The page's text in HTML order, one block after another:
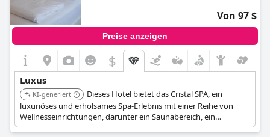
Von 97 $
Preise anzeigen
$
Luxus
KI-generiert
Dieses Hotel bietet das Cristal SPA, ein
luxuriöses und erholsames Spa-Erlebnis mit einer Reihe von
Wellnesseinrichtungen, darunter ein Saunabereich, ein
Dampfbad, eine finnische Sauna, ein Tauchbecken und